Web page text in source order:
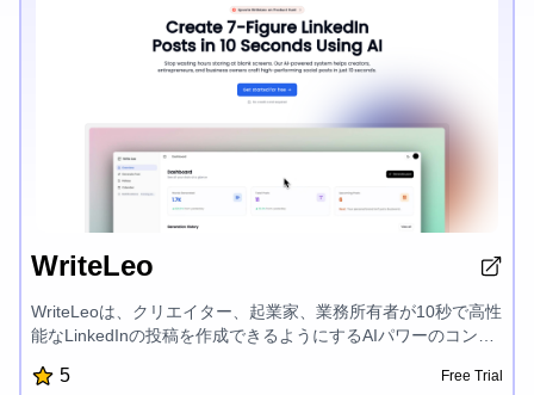
WriteLeo
WriteLeoは、クリエイター、起業家、業務所有者が10秒で高性
能なLinkedInの投稿を作成できるようにするAIパワーのコンテ
投稿スケジューリング、パフォーマンストラッキング、1クリ
5 Free Trial